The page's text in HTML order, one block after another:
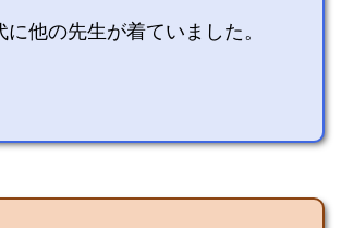
に他の先生が着ていました。